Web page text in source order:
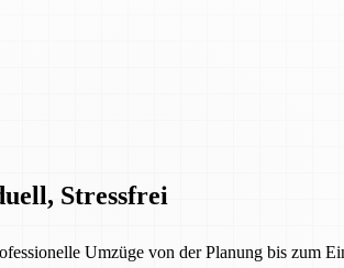
Stressfrei
Umzüge von der Planung bis zum